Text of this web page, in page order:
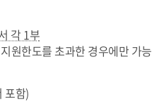
각 1부
원한도를 초과한 경우에만 가능
포함)